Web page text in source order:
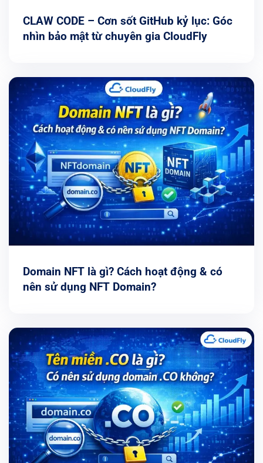
CLAW CODE – Cơn sốt GitHub kỷ lục: Góc
nhìn bảo mật từ chuyên gia CloudFly
Domain NFT là gì? Cách hoạt động & có
nên sử dụng NFT Domain?